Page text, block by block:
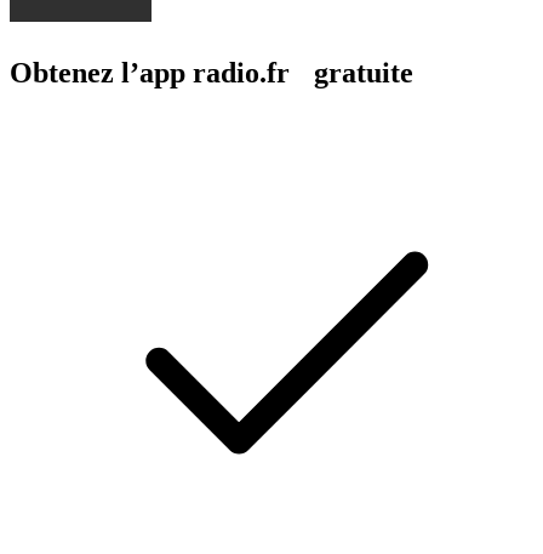
Obtenez l’app radio.fr gratuite